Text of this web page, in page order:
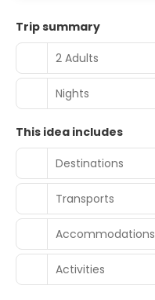
Trip summary
2 Adults
Nights
This idea includes
Destinations
Transports
Accommodations
Activities